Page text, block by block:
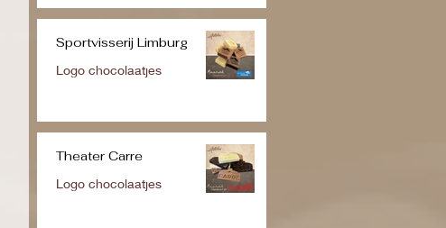
Sportvisserij Limburg
Logo chocolaatjes
Theater Carre
Logo chocolaatjes